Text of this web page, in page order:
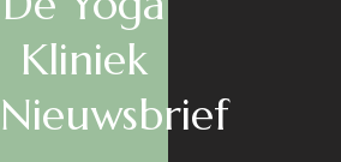
Kliniek
Nieuwsbrief